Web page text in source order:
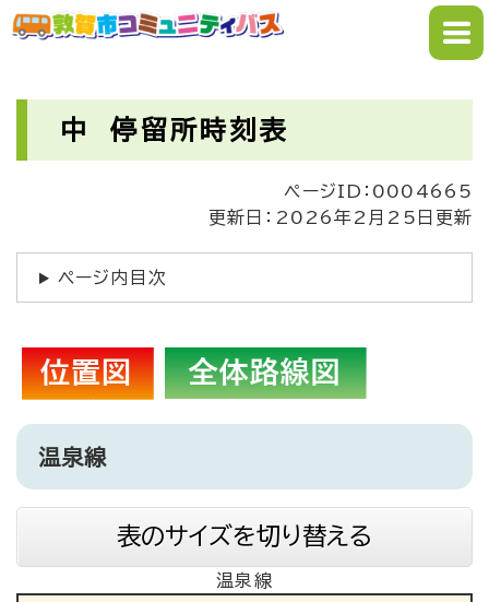
ペ
ー
メニューを飛ばして本文へ
中 停留所時刻表
ページID：0004665
更新日：2026年2月25日更新
ページ内目次
温泉線
表のサイズを切り替える
温泉線